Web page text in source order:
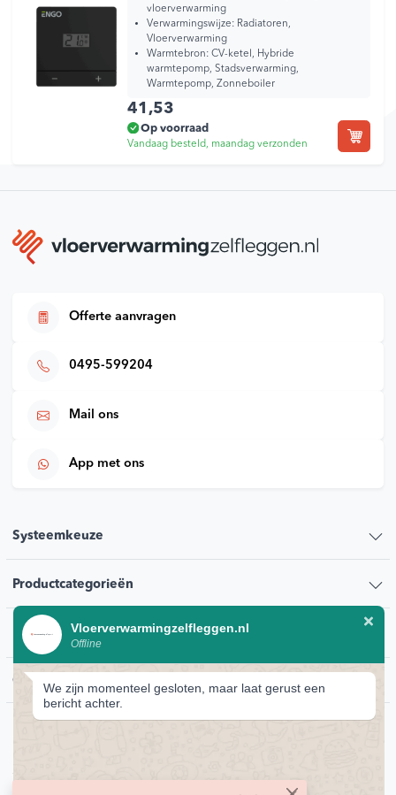
vloerverwarming
Verwarmingswijze: Radiatoren,
Vloerverwarming
Warmtebron: CV-ketel, Hybride
warmtepomp, Stadsverwarming,
Warmtepomp, Zonneboiler
41,53
Op voorraad
Vandaag besteld, maandag verzonden
Offerte aanvragen
0495-599204
Mail ons
App met ons
Systeemkeuze
Productcategorieën
Klantenservice
Contact
Privacybeleid
Vloerverwarmingzelfleggen.nl
Offline
We zijn momenteel gesloten, maar laat gerust een
bericht achter.